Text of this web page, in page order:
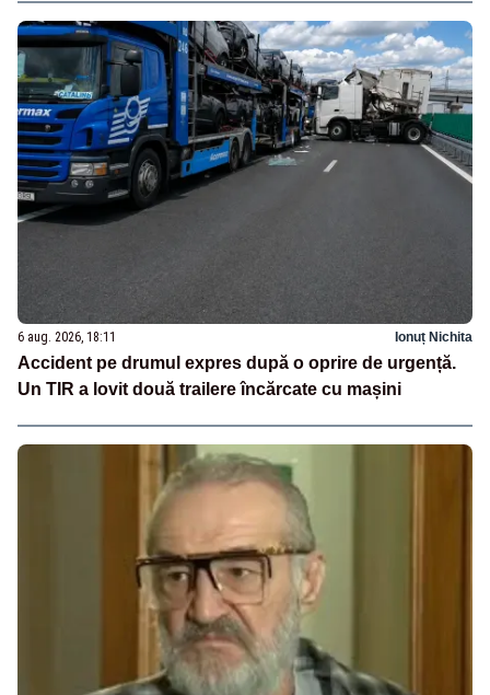
6 aug. 2026, 18:11 Ionuț Nichita
Accident pe drumul expres după o oprire de urgență.
Un TIR a lovit două trailere încărcate cu mașini